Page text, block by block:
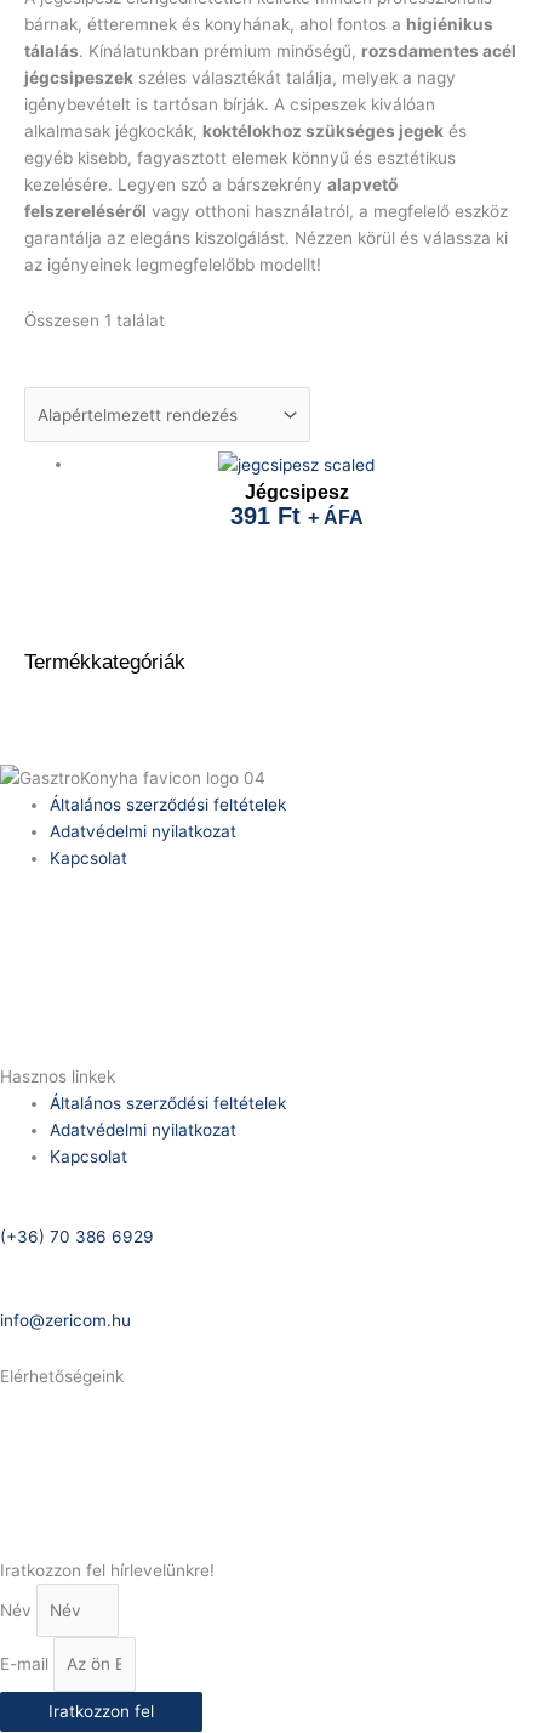
Termékkategóriák
bárnak, étteremnek és konyhának, ahol fontos a higiénikus
tálalás. Kínálatunkban prémium minőségű, rozsdamentes acél
jégcsipeszek széles választékát találja, melyek a nagy
igénybevételt is tartósan bírják. A csipeszek kiválóan
alkalmasak jégkockák, koktélokhoz szükséges jegek és
egyéb kisebb, fagyasztott elemek könnyű és esztétikus
kezelésére. Legyen szó a bárszekrény alapvető
felszereléséről vagy otthoni használatról, a megfelelő eszköz
garantálja az elegáns kiszolgálást. Nézzen körül és válassza ki
az igényeinek legmegfelelőbb modellt!
Összesen 1 találat
Jégcsipesz
391 Ft + ÁFA
Általános szerződési feltételek
Adatvédelmi nyilatkozat
Kapcsolat
Hasznos linkek
Általános szerződési feltételek
Adatvédelmi nyilatkozat
Kapcsolat
(+36) 70 386 6929
info@zericom.hu
Elérhetőségeink
Iratkozzon fel hírlevelünkre!
Név
E-mail
Iratkozzon fel